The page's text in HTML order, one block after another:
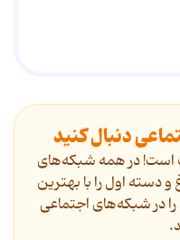
دنبال کنید
است! در همه شبکه‌های
دسته اول را با بهترین
را در شبکه‌های اجتماعی